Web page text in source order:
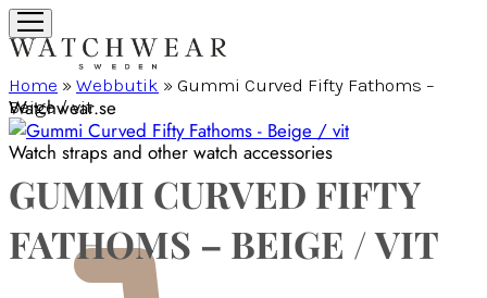
Watchwear.se
Watch straps and other watch accessories
Home » Webbutik » Gummi Curved Fifty Fathoms –
Beige / vit
GUMMI CURVED FIFTY
FATHOMS – BEIGE / VIT